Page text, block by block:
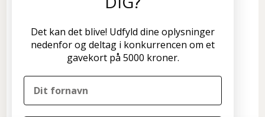
Formervangen 17
2600 Glostrup
Nyhedsbrev
Det kan det blive! Udfyld dine oplysninger
nedenfor og deltag i konkurrencen om et
gavekort på 5000 kroner.